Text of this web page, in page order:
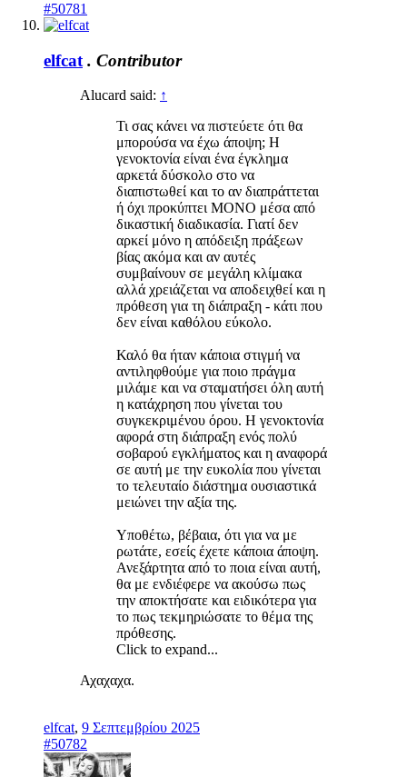
#50781
elfcat . Contributor
Alucard said: ↑
Τι σας κάνει να πιστεύετε ότι θα
μπορούσα να έχω άποψη; Η
γενοκτονία είναι ένα έγκλημα
αρκετά δύσκολο στο να
διαπιστωθεί και το αν διαπράττεται
ή όχι προκύπτει ΜΟΝΟ μέσα από
δικαστική διαδικασία. Γιατί δεν
αρκεί μόνο η απόδειξη πράξεων
βίας ακόμα και αν αυτές
συμβαίνουν σε μεγάλη κλίμακα
αλλά χρειάζεται να αποδειχθεί και η
πρόθεση για τη διάπραξη - κάτι που
δεν είναι καθόλου εύκολο.
Καλό θα ήταν κάποια στιγμή να
αντιληφθούμε για ποιο πράγμα
μιλάμε και να σταματήσει όλη αυτή
η κατάχρηση που γίνεται του
συγκεκριμένου όρου. Η γενοκτονία
αφορά στη διάπραξη ενός πολύ
σοβαρού εγκλήματος και η αναφορά
σε αυτή με την ευκολία που γίνεται
το τελευταίο διάστημα ουσιαστικά
μειώνει την αξία της.
Υποθέτω, βέβαια, ότι για να με
ρωτάτε, εσείς έχετε κάποια άποψη.
Ανεξάρτητα από το ποια είναι αυτή,
θα με ενδιέφερε να ακούσω πως
την αποκτήσατε και ειδικότερα για
το πως τεκμηριώσατε το θέμα της
πρόθεσης.
Click to expand...
Αχαχαχα.
elfcat, 9 Σεπτεμβρίου 2025
#50782